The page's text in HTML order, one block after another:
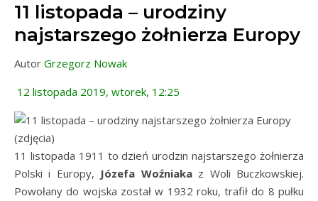
11 listopada – urodziny
najstarszego żołnierza Europy
Autor Grzegorz Nowak
12 listopada 2019, wtorek, 12:25
11 listopada 1911 to dzień urodzin najstarszego żołnierza
Polski i Europy, Józefa Woźniakaz Woli Buczkowskiej.
Powołany do wojska został w 1932 roku, trafił do 8 pułku